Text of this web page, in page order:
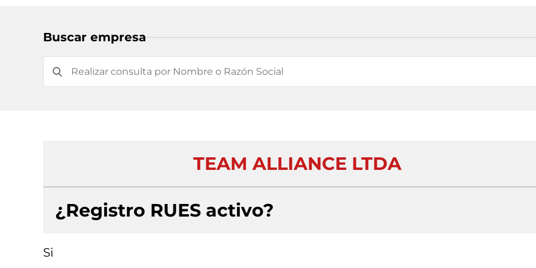
Buscar empresa
TEAM ALLIANCE LTDA
¿Registro RUES activo?
Si